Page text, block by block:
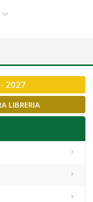
2027
LIBRERIA